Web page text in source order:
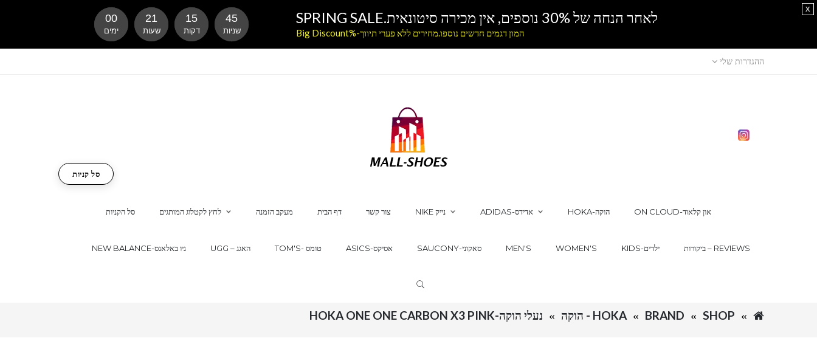
ההגדרות שלי
סל הקניות לחץ לקטלוג המותגים מעקב הזמנה דף הבית צור קשר NIKE נייק ADIDAS-אדידס HOKA-הוקה ON CLOUD-און קלאוד
NEW BALANCE-ניו באלאנס UGG – האגג TOM'S- טומס ASICS-אסיקס SAUCONY-סאקוני MEN'S WOMEN'S KIDS-ילדים ביקורות – REVIEWS
סל קניות
SHOP
BRAND HOKA - הוקה נעלי הוקה-HOKA ONE ONE CARBON X3 PINK
לאחר הנחה של 30% נוספים, אין מכירה סיטונאית.SPRING SALE
המון דגמים חדשים נוספו.מחירים ללא פערי תיווך-%Big Discount
00
ימים
21
שעות
15
דקות
44
שניות
x